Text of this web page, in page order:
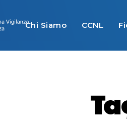
Chi Siamo CCNL